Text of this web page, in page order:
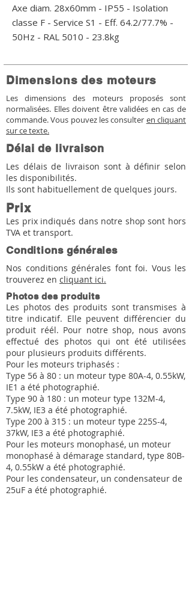
Axe diam. 28x60mm - IP55 - Isolation
classe F - Service S1 - Eff. 64.2/77.7% -
50Hz - RAL 5010 - 23.8kg
Dimensions des moteurs
Les dimensions des moteurs proposés sont
normalisées. Elles doivent être validées en cas de
commande. Vous pouvez les consulter en cliquant
sur ce texte.
Délai de livraison
Les délais de livraison sont à définir selon
les disponibilités.
Ils sont habituellement de quelques jours.
Prix
Les prix indiqués dans notre shop sont hors
TVA et transport.
Conditions générales
Nos conditions générales font foi. Vous les
trouverez en cliquant ici.
Photos des produits
Les photos des produits sont transmises à
titre indicatif. Elle peuvent différencier du
produit réél. Pour notre shop, nous avons
effectué des photos qui ont été utilisées
pour plusieurs produits différents.
Pour les moteurs triphasés :
Type 56 à 80 : un moteur type 80A-4, 0.55kW,
IE1 a été photographié.
Type 90 à 180 : un moteur type 132M-4,
7.5kW, IE3 a été photographié.
Type 200 à 315 : un moteur type 225S-4,
37kW, IE3 a été photographié.
Pour les moteurs monophasé, un moteur
monophasé à démarage standard, type 80B-
4, 0.55kW a été photographié.
Pour les condensateur, un condensateur de
25uF a été photographié.